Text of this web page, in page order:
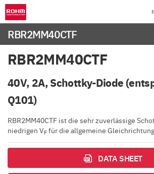
RBR2MM40CTF
RBR2MM40CTF
40V, 2A, Schottky-Diode
Q101)
RBR2MM40CTF ist die sehr zuverlässige
niedrigen VF für die allgemeine
DATA SHEET